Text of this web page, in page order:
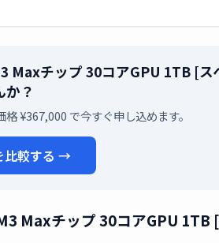
チップ 30コアGPU 1TB [
か？
¥367,000 で今すぐ申し込めます。
比較する →
Maxチップ 30コアGPU 1TB